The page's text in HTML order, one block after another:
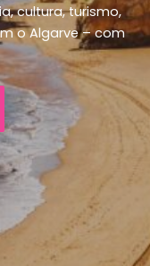
cultura, turismo,
o Algarve – com